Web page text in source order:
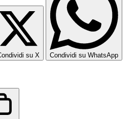
su X Condividi su WhatsApp